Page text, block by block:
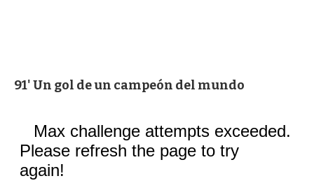
91' Un gol de un campeón del mundo